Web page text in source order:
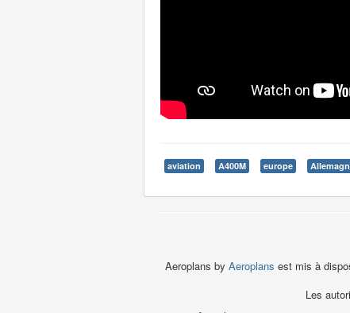
aviation A400M europe
Aeroplans by Aeroplans est mis à
Les